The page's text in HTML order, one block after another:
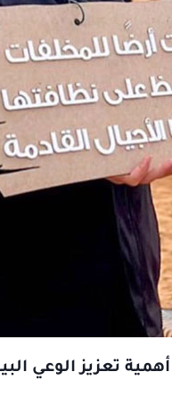
أهمية تعزيز الوعي